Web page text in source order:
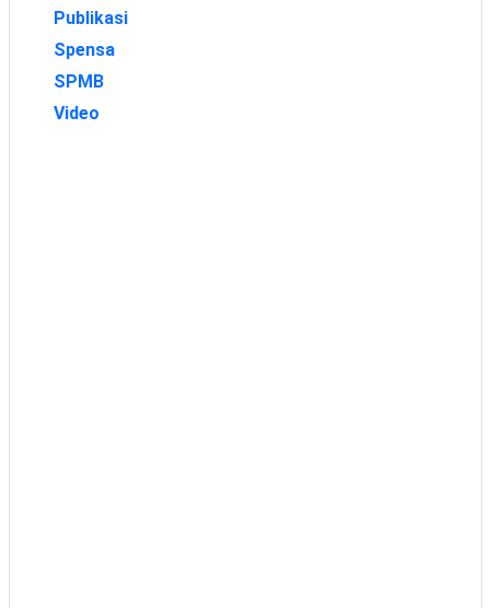
Publikasi
Spensa
SPMB
Video